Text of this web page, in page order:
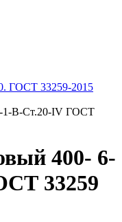
ГОСТ 33259-2015
1-B-Ст.20-IV ГОСТ
400- 6-
33259